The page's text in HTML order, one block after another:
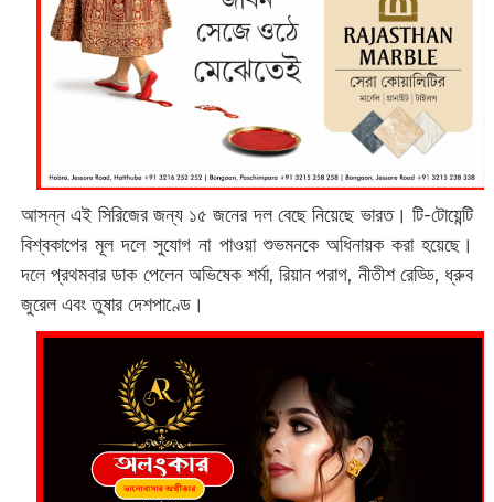
আসন্ন এই সিরিজের জন্য ১৫ জনের দল বেছে নিয়েছে ভারত। টি-টোয়েন্টি
বিশ্বকাপের মূল দলে সুযোগ না পাওয়া শুভমনকে অধিনায়ক করা হয়েছে।
দলে প্রথমবার ডাক পেলেন অভিষেক শর্মা, রিয়ান পরাগ, নীতীশ রেড্ডি, ধ্রুব
জুরেল এবং তুষার দেশপাণ্ডে।